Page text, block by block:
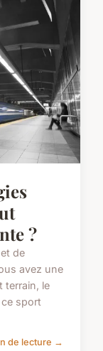
?
de
avez une
terrain, le
sport
de lecture →